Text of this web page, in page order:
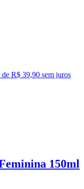
de R$ 39,90 sem juros
150ml